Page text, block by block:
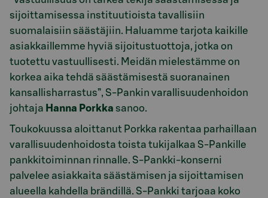
sijoittamisessa instituutioista tavallisiin
suomalaisiin säästäjiin. Haluamme tarjota kaikille
asiakkaillemme hyviä sijoitustuottoja, jotka on
tuotettu vastuullisesti. Meidän mielestämme on
korkea aika tehdä säästämisestä suoranainen
kansallisharrastus”, S-Pankin varallisuudenhoidon
johtaja Hanna Porkka sanoo.
Toukokuussa aloittanut Porkka rakentaa parhaillaan
varallisuudenhoidosta toista tukijalkaa S-Pankille
pankkitoiminnan rinnalle. S-Pankki-konserni
palvelee asiakkaita säästämisen ja sijoittamisen
alueella kahdella brändillä. S-Pankki tarjoaa koko